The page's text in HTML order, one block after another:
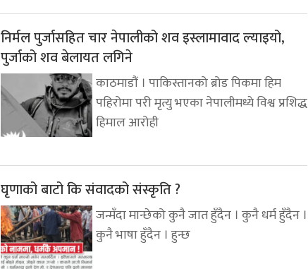
निर्मल पुर्जासहित चार नेपालीको शव इस्लामावाद ल्याइयो,
पुर्जाको शव बेलायत लगिने
काठमाडौं । पाकिस्तानको ब्रोड पिकमा हिम
पहिरोमा परी मृत्यु भएका नेपालीमध्ये विश्व प्रशिद्ध
हिमाल आरोही
घृणाको बाटो कि संवादको संस्कृति ?
जन्मँदा मान्छेको कुनै जात हुँदैन । कुनै धर्म हुँदैन ।
कुनै भाषा हुँदैन । हुन्छ